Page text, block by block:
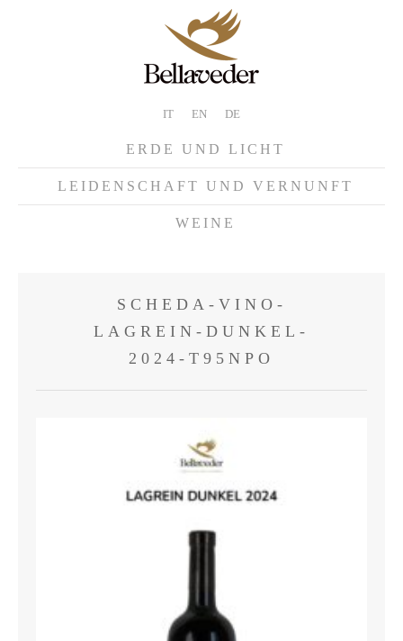
IT EN DE
ERDE UND LICHT
LEIDENSCHAFT UND VERNUNFT
WEINE
SCHEDA-VINO-
LAGREIN-DUNKEL-
2024-T95NPO